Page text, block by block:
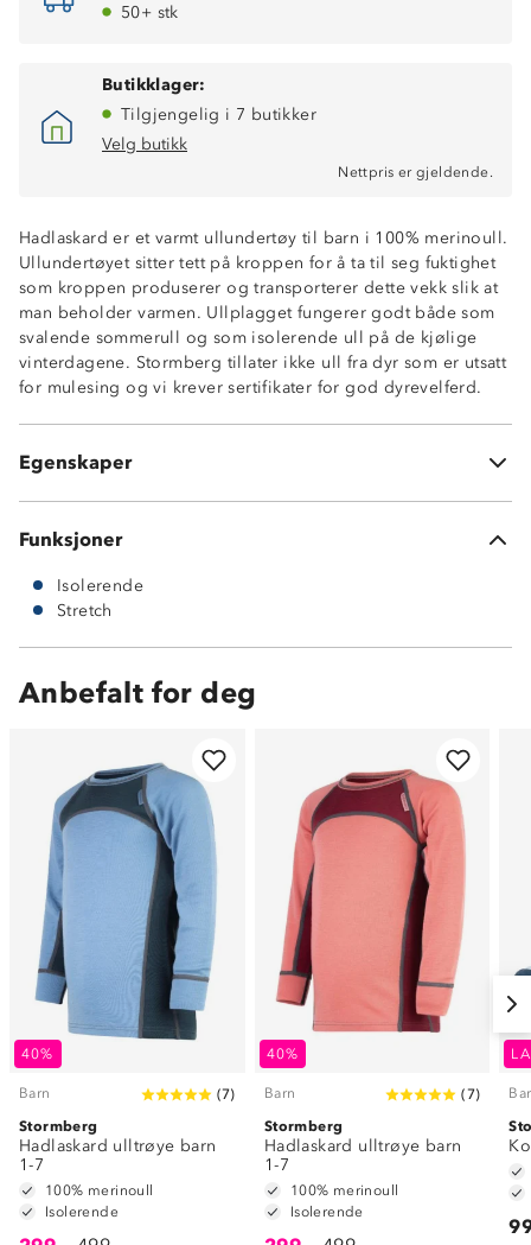
50+ stk
Butikklager:
Tilgjengelig i 7 butikker
Velg butikk
Nettpris er gjeldende.
Hadlaskard er et varmt ullundertøy til barn i 100% merinoull.
Ullundertøyet sitter tett på kroppen for å ta til seg fuktighet
som kroppen produserer og transporterer dette vekk slik at
man beholder varmen. Ullplagget fungerer godt både som
svalende sommerull og som isolerende ull på de kjølige
vinterdagene. Stormberg tillater ikke ull fra dyr som er utsatt
for mulesing og vi krever sertifikater for god dyrevelferd.
Egenskaper
100% merinoull
Isolerende
Temperaturregulerende
ØkoTex®-sertifisert
Funksjoner
Isolerende
Stretch
Anbefalt for deg
40%
Barn (7)
Stormberg
Hadlaskard ulltrøye barn
1-7
100% merinoull
Isolerende
40%
Barn (7)
Stormberg
Hadlaskard ulltrøye barn
1-7
100% merinoull
Isolerende